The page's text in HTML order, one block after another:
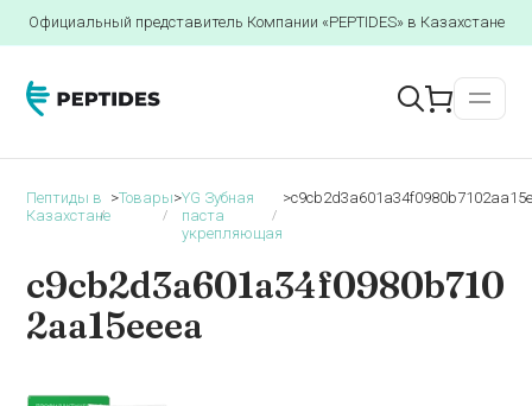
Официальный представитель Компании «PEPTIDES» в Казахстане
Пептиды в
Казахстане
>Товары>YG Зубная
паста
укрепляющая
>
c9cb2d3a601a34f0980b710
2aa15eeea